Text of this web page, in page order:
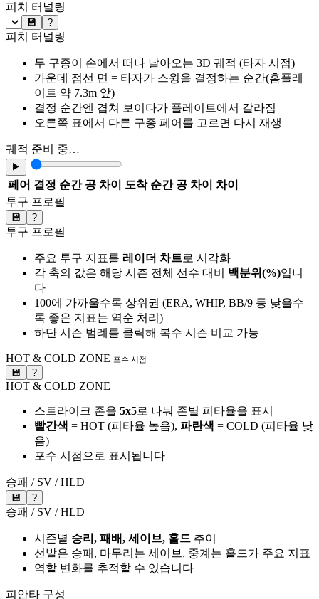
피치 터널링
💾 ?
피치 터널링
두 구종이 손에서 떠나 날아오는 3D 궤적 (타자 시점)
가운데 점선 면 = 타자가 스윙을 결정하는 순간(홈플레
이트 약 7.3m 앞)
결정 순간엔 겹쳐 보이다가 플레이트에서 갈라짐
오른쪽 표에서 다른 구종 페어를 고르면 다시 재생
궤적 준비 중…
▶
페어 결정 순간 공 차이 도착 순간 공 차이
차이
투구 프로필
💾 ?
투구 프로필
주요 투구 지표를 레이더 차트로 시각화
각 축의 값은 해당 시즌 전체 선수 대비 백분위(%)입니
다
100에 가까울수록 상위권 (ERA, WHIP, BB/9 등 낮을수
록 좋은 지표는 역순 처리)
하단 시즌 범례를 클릭해 복수 시즌 비교 가능
HOT & COLD ZONE 포수 시점
💾 ?
HOT & COLD ZONE
스트라이크 존을 5x5로 나눠 존별 피타율을 표시
빨간색 = HOT (피타율 높음), 파란색 = COLD (피타율 낮
음)
포수 시점으로 표시됩니다
승패 / SV / HLD
💾 ?
승패 / SV / HLD
시즌별 승리, 패배, 세이브, 홀드 추이
선발은 승패, 마무리는 세이브, 중계는 홀드가 주요 지표
역할 변화를 추적할 수 있습니다
피안타 구성